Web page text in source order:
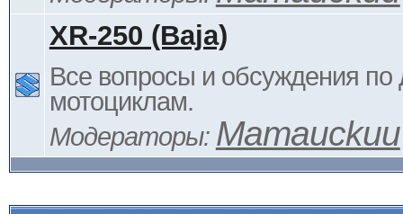
XR-250 (Baja)
Все вопросы и обсуждения
мотоциклам.
Модераторы: Mamauckuu